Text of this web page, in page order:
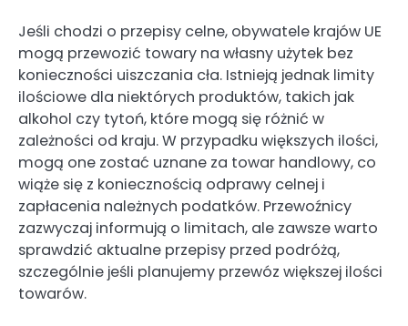
Jeśli chodzi o przepisy celne, obywatele krajów UE
mogą przewozić towary na własny użytek bez
konieczności uiszczania cła. Istnieją jednak limity
ilościowe dla niektórych produktów, takich jak
alkohol czy tytoń, które mogą się różnić w
zależności od kraju. W przypadku większych ilości,
mogą one zostać uznane za towar handlowy, co
wiąże się z koniecznością odprawy celnej i
zapłacenia należnych podatków. Przewoźnicy
zazwyczaj informują o limitach, ale zawsze warto
sprawdzić aktualne przepisy przed podróżą,
szczególnie jeśli planujemy przewóz większej ilości
towarów.